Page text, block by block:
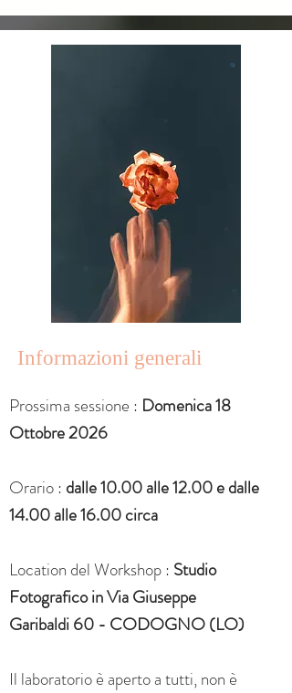
Informazioni generali
Prossima sessione : Domenica 18
Ottobre 2026
Orario : dalle 10.00 alle 12.00 e dalle
14.00 alle 16.00 circa
Location del Workshop : Studio
Fotografico in Via Giuseppe
Garibaldi60 - CODOGNO (LO)
Il laboratorio è aperto a tutti, non è